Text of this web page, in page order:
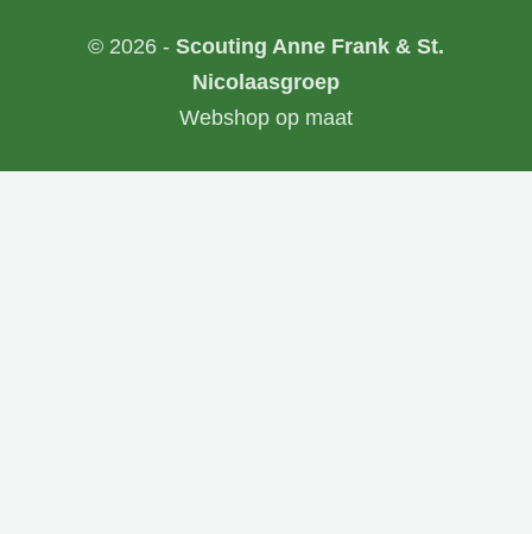
© 2026 - Scouting Anne Frank & St.
Nicolaasgroep
Webshop op maat